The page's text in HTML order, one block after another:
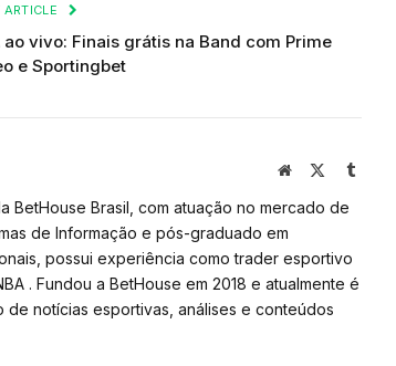
ARTICLE
ao vivo: Finais grátis na Band com Prime
e Sportingbet
Website Tumblr
BetHouse Brasil, com atuação no mercado de
de Informação e pós-graduado em
possui experiência como trader esportivo
. Fundou a BetHouse em 2018 e atualmente é
notícias esportivas, análises e conteúdos